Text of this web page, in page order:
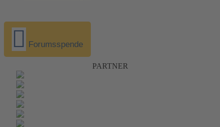
Forumsspende
PARTNER